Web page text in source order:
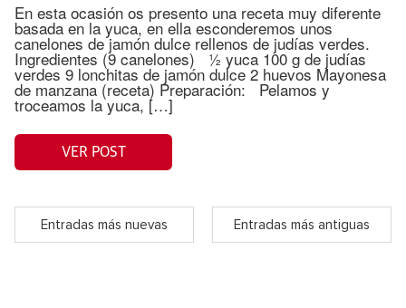
En esta ocasión os presento una receta muy diferente
basada en la yuca, en ella esconderemos unos
canelones de jamón dulce rellenos de judías verdes.
Ingredientes (9 canelones) ½ yuca 100 g de judías
verdes 9 lonchitas de jamón dulce 2 huevos Mayonesa
de manzana (receta) Preparación: Pelamos y
troceamos la yuca, […]
VER POST
Entradas más nuevas Entradas más antiguas